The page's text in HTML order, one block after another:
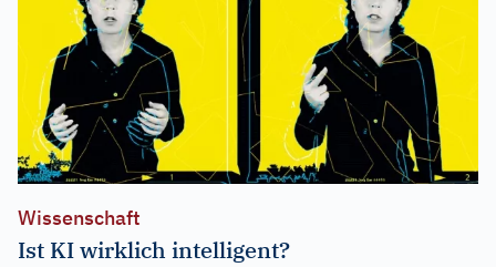
Wissenschaft
Ist KI wirklich intelligent?